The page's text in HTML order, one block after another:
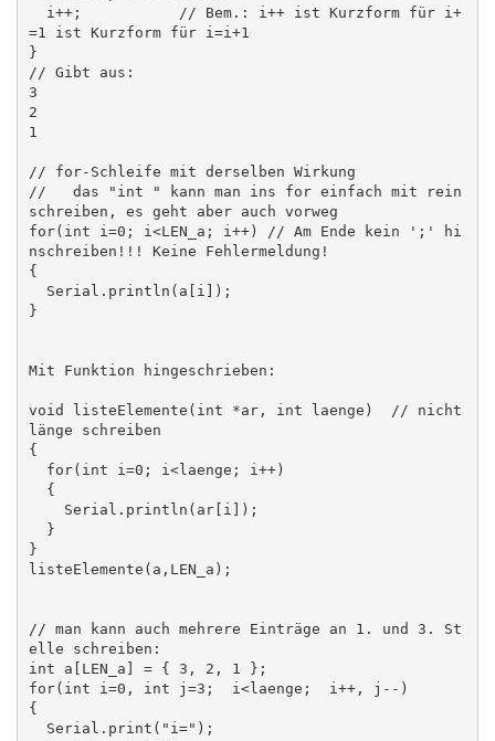
=1 ist Kurzform für i=i+1
}
// Gibt aus:
3
2
1
// for-Schleife mit derselben Wirkung
//   das "int " kann man ins for einfach mit rein
schreiben, es geht aber auch vorweg
for(int i=0; i<LEN_a; i++) // Am Ende kein ';' hi
nschreiben!!! Keine Fehlermeldung!
{
}
Mit Funktion hingeschrieben:
void listeElemente(int *ar, int laenge)  // nicht
länge schreiben
{
}
listeElemente(a,LEN_a);
// man kann auch mehrere Einträge an 1. und 3. St
elle schreiben:
int a[LEN_a] = { 3, 2, 1 };
for(int i=0, int j=3;  i<laenge;  i++, j--)
{